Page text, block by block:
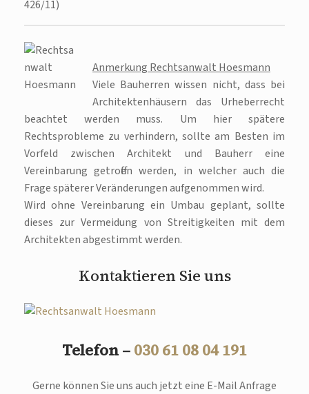
426/11)
Anmerkung Rechtsanwalt Hoesmann
Viele Bauherren wissen nicht, dass bei
Architektenhäusern das Urheberrecht
beachtet werden muss. Um hier spätere
Rechtsprobleme zu verhindern, sollte am Besten im
Vorfeld zwischen Architekt und Bauherr eine
Vereinbarung getroffen werden, in welcher auch die
Frage späterer Veränderungen aufgenommen wird.
Wird ohne Vereinbarung ein Umbau geplant, sollte
dieses zur Vermeidung von Streitigkeiten mit dem
Architekten abgestimmt werden.
Kontaktieren Sie uns
Telefon – 030 61 08 04 191
Gerne können Sie uns auch jetzt eine E-Mail Anfrage